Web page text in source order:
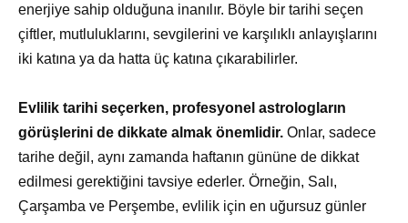
enerjiye sahip olduğuna inanılır. Böyle bir tarihi seçen
çiftler, mutluluklarını, sevgilerini ve karşılıklı anlayışlarını
iki katına ya da hatta üç katına çıkarabilirler.
Evlilik tarihi seçerken, profesyonel astrologların
görüşlerini de dikkate almak önemlidir. Onlar, sadece
tarihe değil, aynı zamanda haftanın gününe de dikkat
edilmesi gerektiğini tavsiye ederler. Örneğin, Salı,
Çarşamba ve Perşembe, evlilik için en uğursuz günler